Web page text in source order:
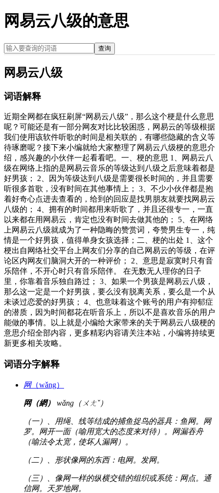
网易云八级的意思
查询
网易云八级
词语解释
近期全网都在疯狂刷屏“网易云八级”，那么这个梗是什么意思
呢？可能还是有一部分网友对比比较困惑，网易云的等级根据
我们使用该软件听歌的时间是相关联的，有哪些隐藏的含义等
待琢磨呢？接下来小编就给大家整理了网易云八级梗的意思介
绍，感兴趣的小伙伴一起看看吧。一、梗的意思 1、网易云八
级在网络上指的是网易云音乐的等级达到八级之后意味着都是
好男孩； 2、因为等级达到八级是需要很长时间的，并且需要
听很多首歌，没有时间在其他事情上； 3、不少小伙伴都是抱
着好奇心点进去查看的，给到的回应是找男朋友就要找网易云
八级的； 4、拥有的时间都用来听歌了，并且还很专一，一直
以来都在用网易云，肯定也没有时间去做其他的； 5、在网络
上网易云八级就成为了一种隐晦的赞赏词，夸赞男生专一，纯
情是一个好男孩，值得单身女孩选择；二、梗的出处 1、这个
梗出自网络社交平台上网友们分享的自己网易云的等级，在评
论区内网友们脑洞大开的一种评价； 2、意思是寂寞时只有音
乐陪伴，不开心时只有音乐陪伴。 在无数无人理你的日子
里，你靠着音乐独自路过； 3、如果一个男孩是网易云八级，
那么这一定是一个好男孩，要么没有脱离关系，要么是一个从
未谈过恋爱的好男孩； 4、也意味着这个账号的用户有抑郁症
的潜质，因为时间都花在听音乐上，所以不是喜欢音乐的用户
能做的事情。以上就是小编给大家带来的关于网易云八级梗的
意思介绍全部内容，更多精彩内容请关注本站，小编将持续更
新更多相关攻略。
词语分字解释
网（wǎng）
网（網） wǎng（ㄨㄤˇ）
（一）、用绳、线等结成的捕鱼捉鸟的器具：鱼网。网
罗。网开一面（喻用宽大的态度来对待）。网漏吞舟
（喻法令太宽，使坏人漏网）。
（二）、形状像网的东西：电网。发网。
（三）、像网一样的纵横交错的组织或系统：网点。通
信网。天罗地网。